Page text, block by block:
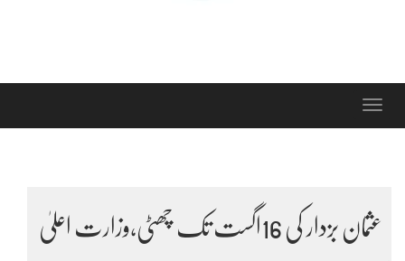
Toggle
عثمان بزدار کی 16اگست تک چھٹی،وزارت اعلیٰ